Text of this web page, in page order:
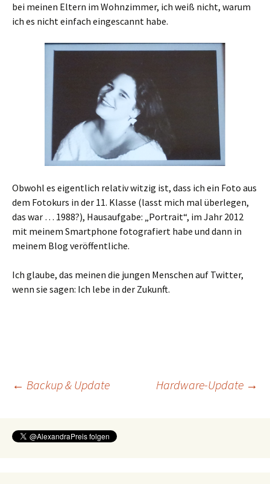
bei meinen Eltern im Wohnzimmer, ich weiß nicht, warum
ich es nicht einfach eingescannt habe.
Obwohl es eigentlich relativ witzig ist, dass ich ein Foto aus
dem Fotokurs in der 11. Klasse (lasst mich mal überlegen,
das war … 1988?), Hausaufgabe: „Portrait“, im Jahr 2012
mit meinem Smartphone fotografiert habe und dann in
meinem Blog veröffentliche.
Ich glaube, das meinen die jungen Menschen auf Twitter,
wenn sie sagen: Ich lebe in der Zukunft.
Beitragsnavigation
← Backup & Update Hardware-Update →